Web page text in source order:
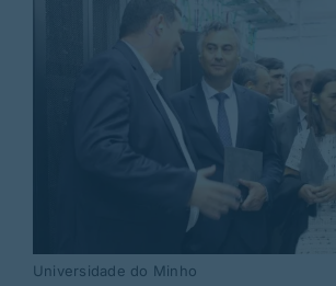
Universidade do Minho